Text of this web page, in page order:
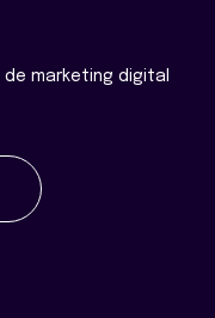
marketing digital